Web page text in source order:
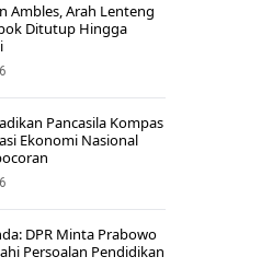
Ambles, Arah Lenteng
Ditutup Hingga
Pancasila Kompas
Ekonomi Nasional
DPR Minta Prabowo
Persoalan Pendidikan